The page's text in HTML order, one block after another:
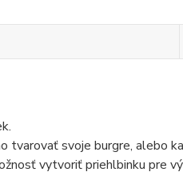
svoje burgre, alebo
vytvoriť priehlbinku pre